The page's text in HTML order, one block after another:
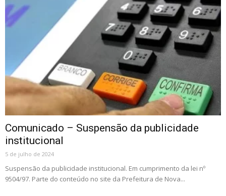
Comunicado – Suspensão da publicidade
institucional
5 de julho de 2024
Suspensão da publicidade institucional. Em cumprimento da lei nº
9504/97. Parte do conteúdo no site da Prefeitura de Nova...